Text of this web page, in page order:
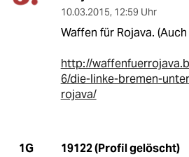
10.03.2015, 12:59 Uhr
Waffen für Rojava.
http://
6/die-linke-bremen-
rojava/
1G 19122 (Profil gelöscht)